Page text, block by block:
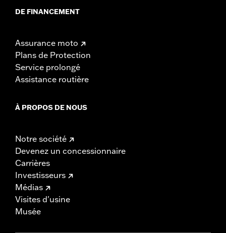
DE FINANCEMENT
Assurance moto
Plans de Protection
Service prolongé
Assistance routière
À PROPOS DE NOUS
Notre société
Devenez un concessionnaire
Carrières
Investisseurs
Médias
Visites d'usine
Musée